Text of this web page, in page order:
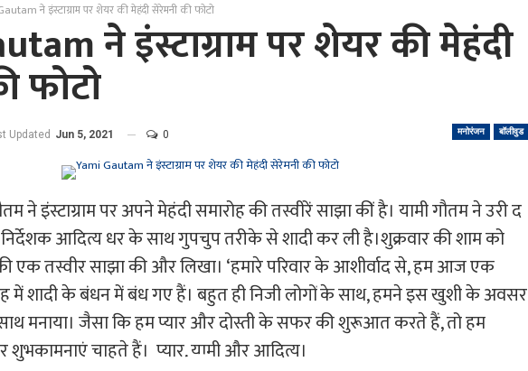
ने इंस्टाग्राम पर शेयर की मेहंदी सेरेमनी की फोटो
ने इंस्टाग्राम पर शेयर की मेहंदी
फोटो
मनोरंजन बॉलीवुड
Updated Jun 5, 2021 0
ने इंस्टाग्राम पर अपने मेहंदी समारोह की तस्वीरें साझा कीं है। यामी गौतम ने उरी द
निर्देशक आदित्य धर के साथ गुपचुप तरीके से शादी कर ली है।शुक्रवार की शाम को
एक तस्वीर साझा की और लिखा। ‘हमारे परिवार के आशीर्वाद से, हम आज एक
में शादी के बंधन में बंध गए हैं। बहुत ही निजी लोगों के साथ, हमने इस खुशी के अवसर
मनाया। जैसा कि हम प्यार और दोस्ती के सफर की शुरूआत करते हैं, तो हम
चाहते हैं। प्यार, यामी और आदित्य।